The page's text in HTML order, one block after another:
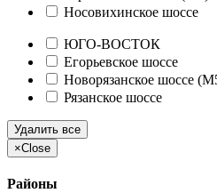
Носовихинское шоссе
ЮГО-ВОСТОК
Егорьевское шоссе
Новорязанское шоссе
Рязанское шоссе
Удалить все
×Close
Районы